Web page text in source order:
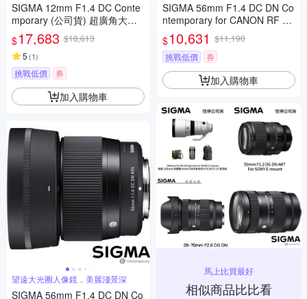
SIGMA 12mm F1.4 DC Conte
mporary (公司貨) 超廣角大光
圈定焦鏡 星空鏡 APS-C 無反微
單眼專用鏡頭
$17,683 $18,613
5 (1)
挑戰低價 券
加入購物車
望遠大光圈人像鏡，美麗淺景深
SIGMA 56mm F1.4 DC DN Co
SIGMA 56mm F1.4 DC DN Co
ntemporary for CANON RF 接
環 (公司貨) 望遠大光圈定焦鏡
人像鏡 APS-C 無反微單眼專用
鏡頭
$10,631 $11,190
挑戰低價
券
加入購物車
馬上比買最好
相似商品比比看